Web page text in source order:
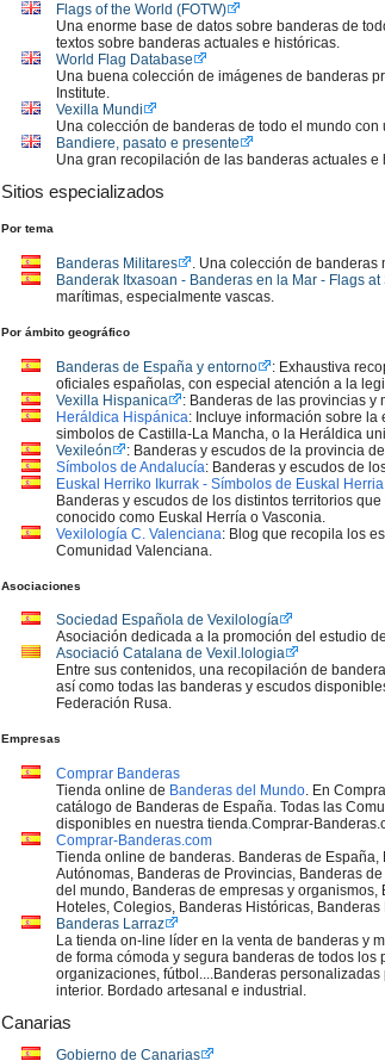
Flags of the World (FOTW)
Una enorme base de datos sobre banderas de
textos sobre banderas actuales e históricas.
World Flag Database
Una buena colección de imágenes de banderas
Institute.
Vexilla Mundi
Una colección de banderas de todo el mundo
Bandiere, pasato e presente
Una gran recopilación de las banderas actuales e
Sitios especializados
Por tema
Banderas Militares
. Una colección de banderas
Banderak Itxasoan - Banderas en la Mar - Flags at
marí­timas, especialmente vascas.
Por ámbito geográfico
Banderas de España y entorno
: Exhaustiva
oficiales españolas, con especial atención a la
Vexilla Hispanica
: Banderas de las provincias y
Heráldica Hispánica: Incluye información sobre
simbolos de Castilla-La Mancha, o la Heráldica
Vexileón
: Banderas y escudos de la provincia de
Sí­mbolos de Andalucí­a: Banderas y escudos de
Euskal Herriko Ikurrak - Sí­mbolos de Euskal
Banderas y escudos de los distintos territorios
conocido como Euskal Herrí­a o Vasconia.
Vexilologí­a C. Valenciana: Blog que recopila los
Comunidad Valenciana.
Asociaciones
Sociedad Española de Vexilologí­a
Asociación dedicada a la promoción del estudio
Asociació Catalana de Vexil.lologia
Entre sus contenidos, una recopilación de
así­ como todas las banderas y escudos
Federación Rusa.
Empresas
Comprar Banderas
Tienda online de Banderas del Mundo. En
catálogo de Banderas de España. Todas las
disponibles en nuestra tienda.Comprar-
Comprar-Banderas.com
Tienda online de banderas. Banderas de
Autónomas, Banderas de Provincias, Banderas
del mundo, Banderas de empresas y organismos,
Hoteles, Colegios, Banderas Históricas, Banderas
Banderas Larraz
La tienda on-line lí­der en la venta de banderas y
de forma cómoda y segura banderas de todos los
organizaciones, fútbol....Banderas
interior. Bordado artesanal e industrial.
Canarias
Gobierno de Canarias